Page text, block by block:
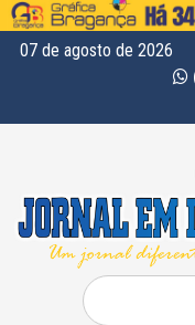
07 de agosto de 2026
Pesquisar
por: